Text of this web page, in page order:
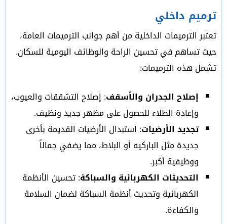
ترميم داخلي
تعتبر الترميمات الداخلية من أهم جوانب الترميمات العامة،
حيث تساهم في تحسين الراحة والوظائف اليومية للسكان.
تشمل هذه الترميمات:
إصلاح الجدران والأسقف: إصلاح التشققات والعيوب،
وإعادة الطلاء للحصول على مظهر جديد ونظيف.
تجديد الأرضيات: استبدال الأرضيات القديمة بأخرى
جديدة مثل الباركيه أو البلاط، مما يضفي جمالاً
ووظيفية أكبر.
التحديثات الكهربائية والسباكة: تحسين الأنظمة
الكهربائية وتحديث أنظمة السباكة لضمان السلامة
والكفاءة.